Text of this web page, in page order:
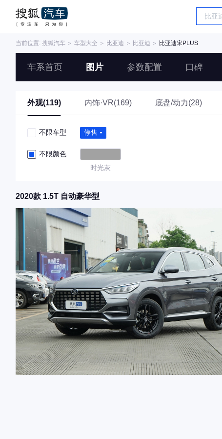
当前位置: 搜狐汽车 ＞ 车型大全 ＞ 比亚迪 ＞ 比亚迪 ＞ 比亚迪宋PLUS
车系首页 图片 参数配置 口碑
外观(119) 内饰·VR(169) 底盘/动力(28)
不限车型 停售
不限颜色
时光灰
2020款 1.5T 自动豪华型